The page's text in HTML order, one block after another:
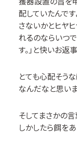
配していたんで
さないかとヒヤ
れるのならいつ
す。」と快いお返事
とても心配そう
なんだなと思い
そしてまさかの
しかしたら餌をあ